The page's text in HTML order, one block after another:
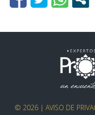
© 2026 | AVISO DE